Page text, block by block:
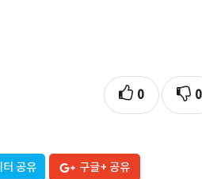
0 0
터 공유 구글+ 공유